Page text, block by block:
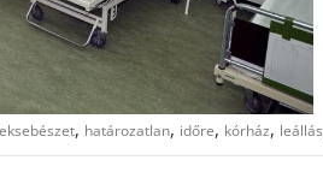
, határozatlan, időre, kórház, leállás